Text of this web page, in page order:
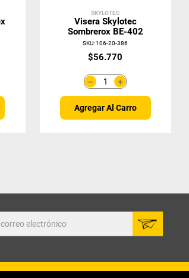
SKYLOTEC
Visera Skylotec
Sombrerox BE-402
SKU:106-20-386
$56.770
＋
－
Agregar Al Carro